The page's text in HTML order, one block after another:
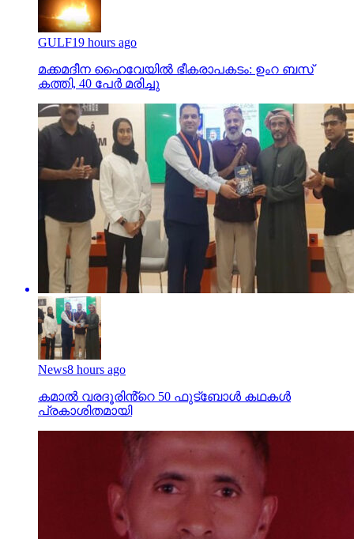
GULF19 hours ago
മക്കമദീന ഹൈവേയില്‍ ഭീകരാപകടം: ഉംറ ബസ്
കത്തി, 40 പേര്‍ മരിച്ചു
News8 hours ago
കമാൽ വരദൂരിൻ്റെ 50 ഫുട്ബോൾ കഥകൾ
പ്രകാശിതമായി